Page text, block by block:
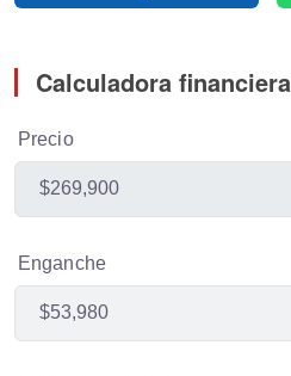
Calculadora financiera
Precio
Enganche